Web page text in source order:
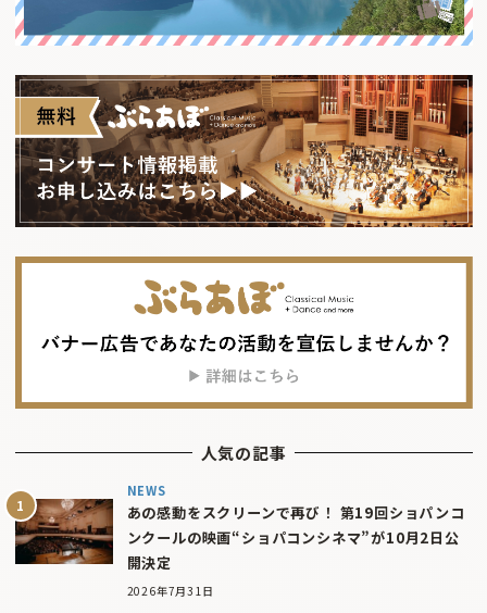
人気の記事
NEWS
あの感動をスクリーンで再び！ 第19回ショパンコ
ンクールの映画“ショパコンシネマ”が10月2日公
開決定
2026年7月31日